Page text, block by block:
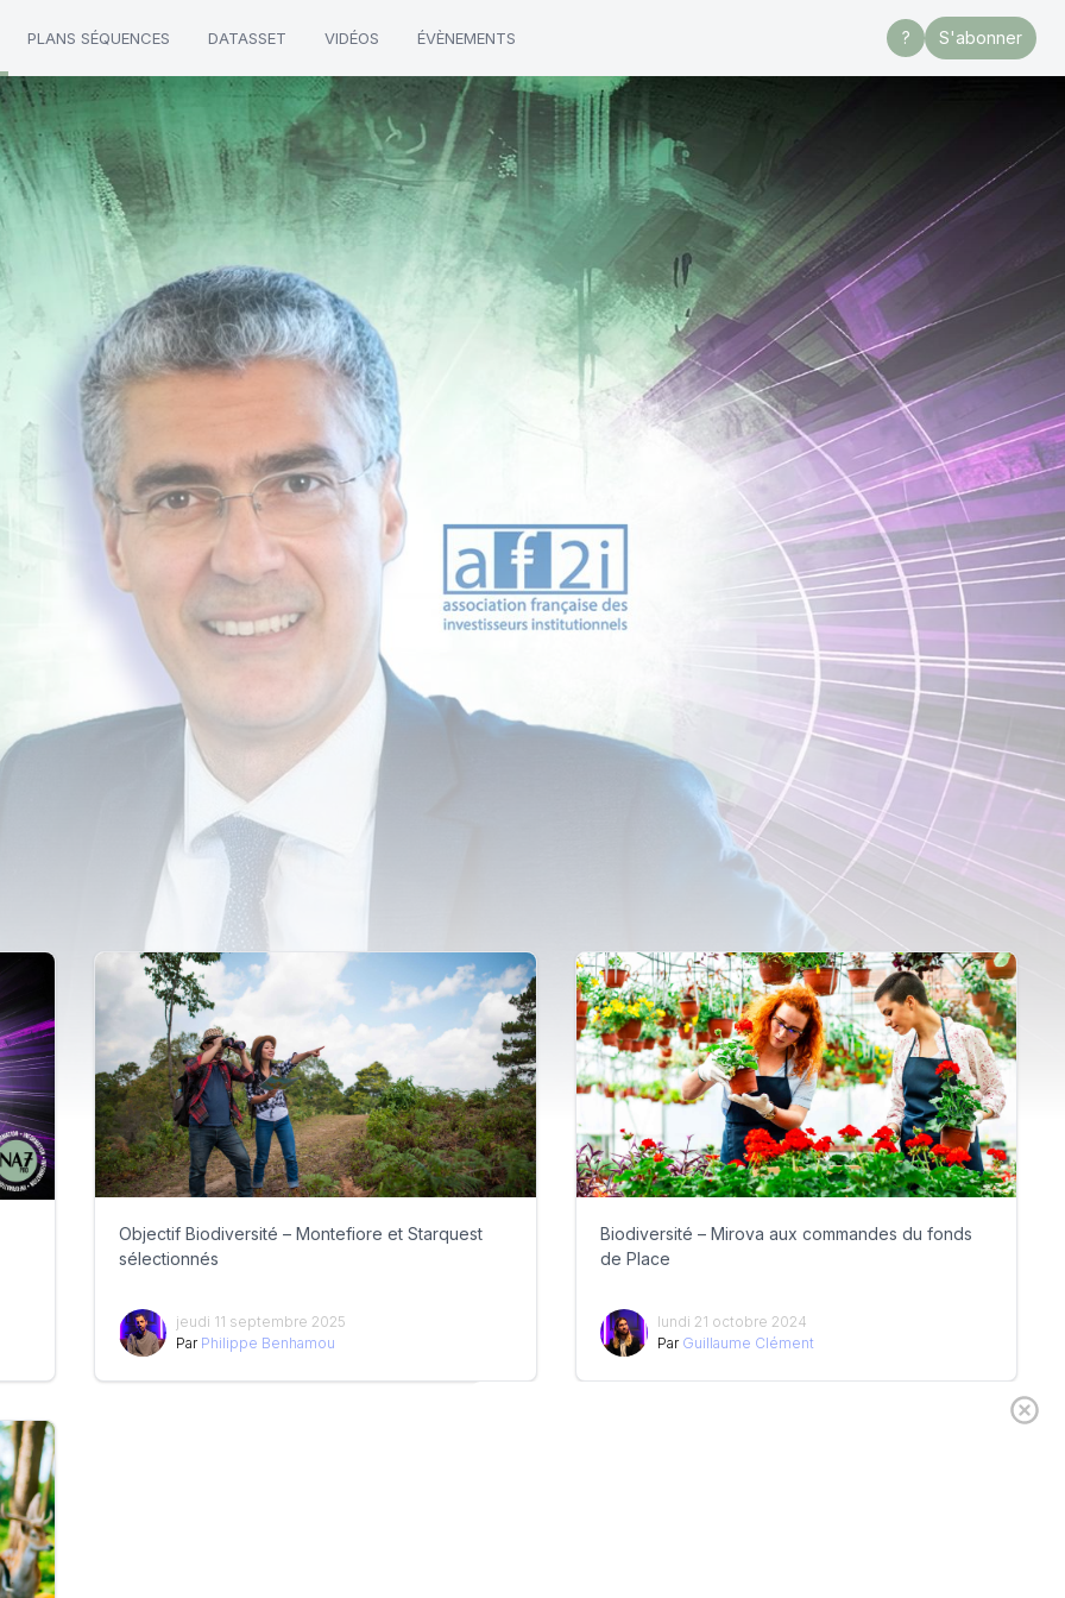
PLANS SÉQUENCES DATASSET VIDÉOS ÉVÈNEMENTS ? S'abonner
Objectif Biodiversité – Montefiore et Starquest
sélectionnés
jeudi 11 septembre 2025
Par Philippe Benhamou
Biodiversité – Mirova aux commandes du fonds
de Place
lundi 21 octobre 2024
Par Guillaume Clément